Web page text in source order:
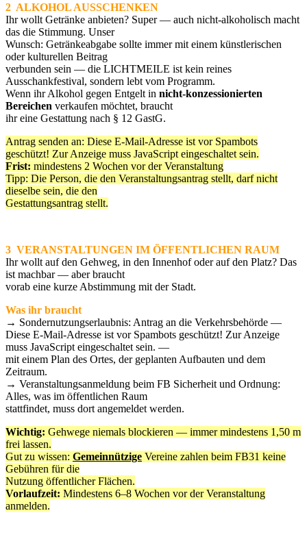
2 ALKOHOL AUSSCHENKEN
Ihr wollt Getränke anbieten? Super — auch nicht-alkoholisch macht
das die Stimmung. Unser
Wunsch: Getränkeabgabe sollte immer mit einem künstlerischen
oder kulturellen Beitrag
verbunden sein — die LICHTMEILE ist kein reines
Ausschankfestival, sondern lebt vom Programm.
Wenn ihr Alkohol gegen Entgelt in nicht-konzessionierten
Bereichen verkaufen möchtet, braucht
ihr eine Gestattung nach § 12 GastG.
Antrag senden an: Diese E-Mail-Adresse ist vor Spambots
geschützt! Zur Anzeige muss JavaScript eingeschaltet sein.
Frist: mindestens 2 Wochen vor der Veranstaltung
Tipp: Die Person, die den Veranstaltungsantrag stellt, darf nicht
dieselbe sein, die den
Gestattungsantrag stellt.
3 VERANSTALTUNGEN IM ÖFFENTLICHEN RAUM
Ihr wollt auf den Gehweg, in den Innenhof oder auf den Platz? Das
ist machbar — aber braucht
vorab eine kurze Abstimmung mit der Stadt.
Was ihr braucht
→ Sondernutzungserlaubnis: Antrag an die Verkehrsbehörde —
Diese E-Mail-Adresse ist vor Spambots geschützt! Zur Anzeige
muss JavaScript eingeschaltet sein. —
mit einem Plan des Ortes, der geplanten Aufbauten und dem
Zeitraum.
→ Veranstaltungsanmeldung beim FB Sicherheit und Ordnung:
Alles, was im öffentlichen Raum
stattfindet, muss dort angemeldet werden.
Wichtig: Gehwege niemals blockieren — immer mindestens 1,50 m
frei lassen.
Gut zu wissen: Gemeinnützige Vereine zahlen beim FB31 keine
Gebühren für die
Nutzung öffentlicher Flächen.
Vorlaufzeit: Mindestens 6–8 Wochen vor der Veranstaltung
anmelden.